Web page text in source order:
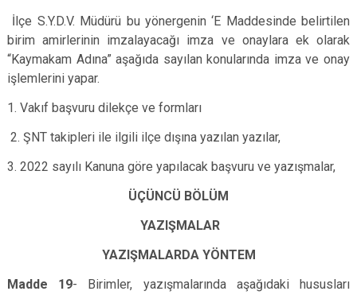
İlçe S.Y.D.V. Müdürü bu yönergenin ‘E Maddesinde belirtilen
birim amirlerinin imzalayacağı imza ve onaylara ek olarak
“Kaymakam Adına” aşağıda sayılan konularında imza ve onay
işlemlerini yapar.
1. Vakıf başvuru dilekçe ve formları
2. ŞNT takipleri ile ilgili ilçe dışına yazılan yazılar,
3. 2022 sayılı Kanuna göre yapılacak başvuru ve yazışmalar,
ÜÇÜNCÜ BÖLÜM
YAZIŞMALAR
YAZIŞMALARDA YÖNTEM
Madde 19- Birimler, yazışmalarında aşağıdaki hususları